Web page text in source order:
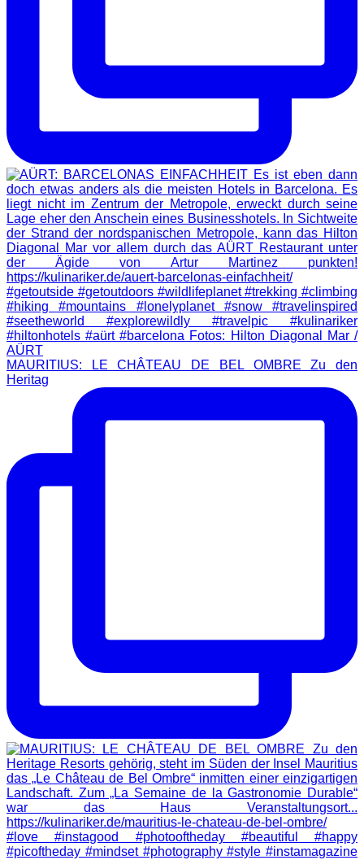
MAURITIUS: LE CHÂTEAU DE BEL OMBRE Zu den
Heritag